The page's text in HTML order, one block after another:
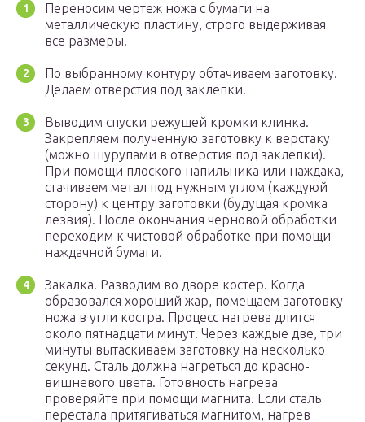
Переносим чертеж ножа с бумаги на
металлическую пластину, строго выдерживая
все размеры.
По выбранному контуру обтачиваем заготовку.
Делаем отверстия под заклепки.
Выводим спуски режущей кромки клинка.
Закрепляем полученную заготовку к верстаку
(можно шурупами в отверстия под заклепки).
При помощи плоского напильника или наждака,
стачиваем метал под нужным углом (каждуюй
сторону) к центру заготовки (будущая кромка
лезвия). После окончания черновой обработки
переходим к чистовой обработке при помощи
наждачной бумаги.
Закалка. Разводим во дворе костер. Когда
образовался хороший жар, помещаем заготовку
ножа в угли костра. Процесс нагрева длится
около пятнадцати минут. Через каждые две, три
минуты вытаскиваем заготовку на несколько
секунд. Сталь должна нагреться до красно-
вишневого цвета. Готовность нагрева
проверяйте при помощи магнита. Если сталь
перестала притягиваться магнитом, нагрев